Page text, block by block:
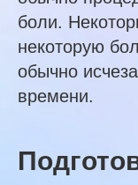
боли.
некоторую
обычно
времени.